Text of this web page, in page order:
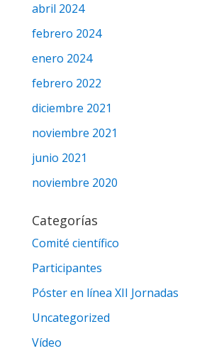
abril 2024
febrero 2024
enero 2024
febrero 2022
diciembre 2021
noviembre 2021
junio 2021
noviembre 2020
Categorías
Comité científico
Participantes
Póster en línea XII Jornadas
Uncategorized
Vídeo